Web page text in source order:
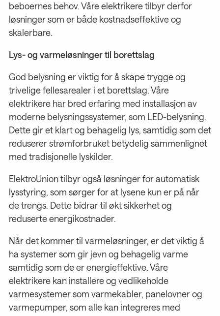
beboernes behov. Våre elektrikere tilbyr derfor
løsninger som er både kostnadseffektive og
skalerbare.
Lys- og varmeløsninger til borettslag
God belysning er viktig for å skape trygge og
trivelige fellesarealer i et borettslag. Våre
elektrikere har bred erfaring med installasjon av
moderne belysningssystemer, som LED-belysning.
Dette gir et klart og behagelig lys, samtidig som det
reduserer strømforbruket betydelig sammenlignet
med tradisjonelle lyskilder.
ElektroUnion tilbyr også løsninger for automatisk
lysstyring, som sørger for at lysene kun er på når
de trengs. Dette bidrar til økt sikkerhet og
reduserte energikostnader.
Når det kommer til varmeløsninger, er det viktig å
ha systemer som gir jevn og behagelig varme
samtidig som de er energieffektive. Våre
elektrikere kan installere og vedlikeholde
varmesystemer som varmekabler, panelovner og
varmepumper, som alle kan integreres med